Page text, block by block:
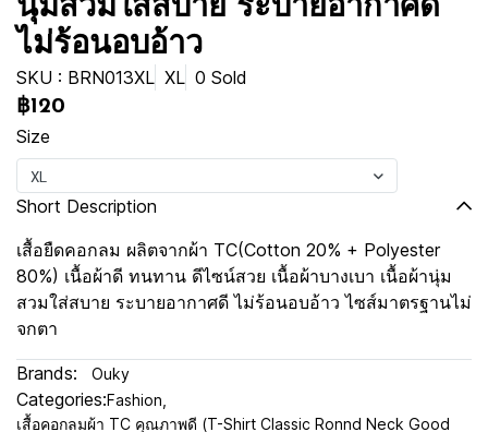
นุ่มสวมใส่สบาย ระบายอากาศดี
ไม่ร้อนอบอ้าว
SKU : BRN013XL XL 0 Sold
฿120
Size
XL
Short Description
เสื้อยืดคอกลม ผลิตจากผ้า TC(Cotton 20% + Polyester
80%) เนื้อผ้าดี ทนทาน ดีไซน์สวย เนื้อผ้าบางเบา เนื้อผ้านุ่ม
สวมใส่สบาย ระบายอากาศดี ไม่ร้อนอบอ้าว ไซส์มาตรฐานไม่
จกตา
Brands: Ouky
Categories:Fashion
เสื้อคอกลมผ้า TC คุณภาพดี (T-Shirt Classic Ronnd Neck Good